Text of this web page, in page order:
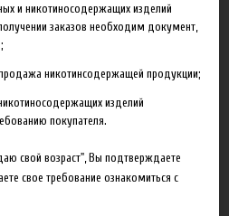
XianTaima
Heroes Farm.
Подробнее
и никотиносодержащих изделий
заказов необходим документ,
никотинсодержащей продукции;
изделий
покупателя.
свой возраст", Вы подтверждаете
свое требование ознакомиться с